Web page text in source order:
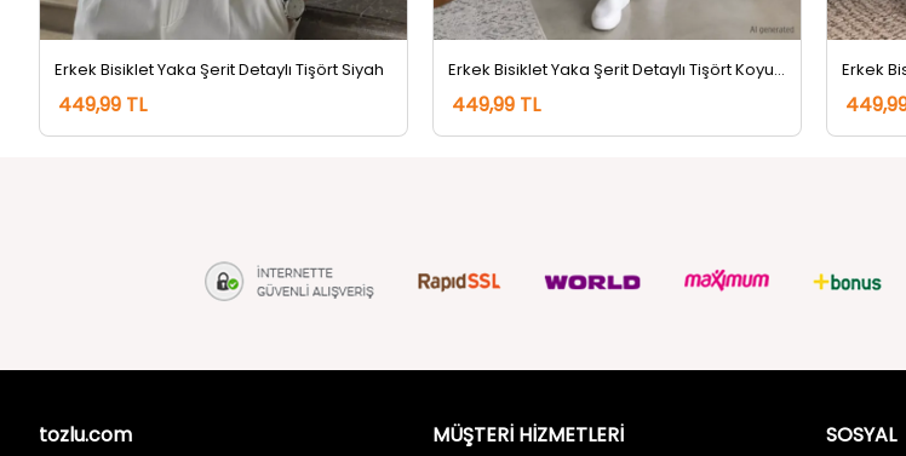
Erkek Bisiklet Yaka Şerit Detaylı Tişört Siyah
449,99 TL 449,99 TL
Erkek
tozlu.com
İletişim
MÜŞTERİ HİZMETLERİ
Kullanım Koşulları
SOSYAL